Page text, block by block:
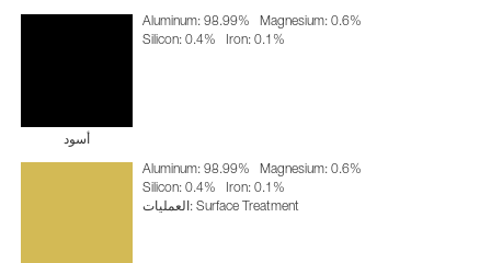
أسود
Aluminum: 98.99%
Magnesium: 0.6%
Silicon: 0.4%
Iron: 0.1%
Aluminum: 98.99%
Magnesium: 0.6%
Silicon: 0.4%
Iron: 0.1%
العمليات: Surface Treatment